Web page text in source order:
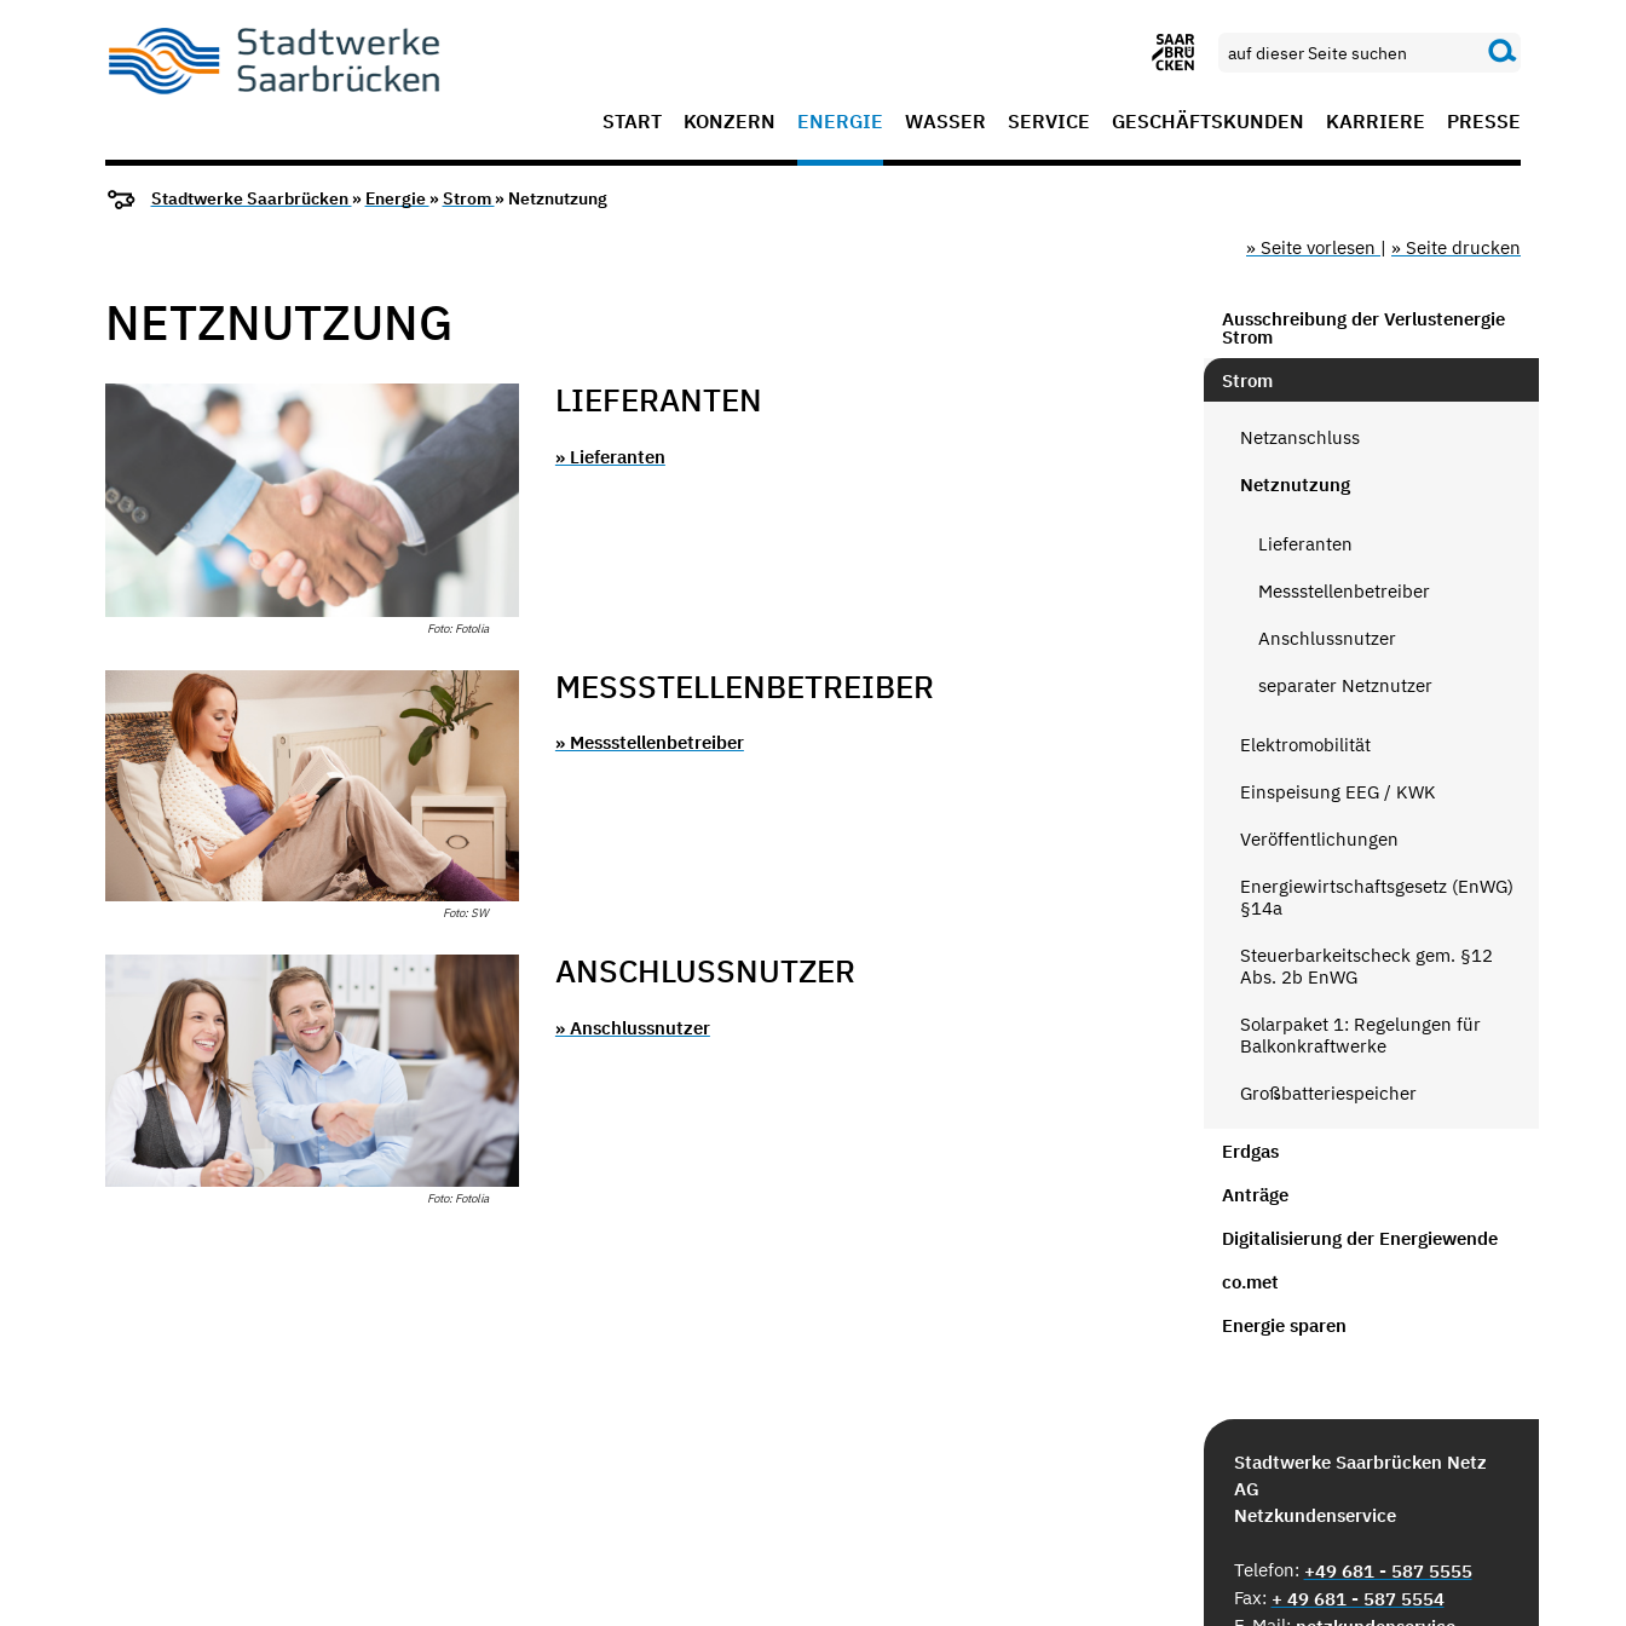
START KONZERN ENERGIE WASSER SERVICE GESCHÄFTSKUNDEN KARRIERE PRESSE
Stadtwerke Saarbrücken » Energie »Strom » Netznutzung
» Seite vorlesen | » Seite drucken
NETZNUTZUNG
Foto: Fotolia
LIEFERANTEN
» Lieferanten
Foto: SW
MESSSTELLENBETREIBER
» Messstellenbetreiber
Foto: Fotolia
ANSCHLUSSNUTZER
» Anschlussnutzer
Ausschreibung der Verlustenergie
Strom
Strom
Netzanschluss
Netznutzung
Lieferanten
Messstellenbetreiber
Anschlussnutzer
separater Netznutzer
Elektromobilität
Einspeisung EEG / KWK
Veröffentlichungen
Energiewirtschaftsgesetz (EnWG)
§14a
Steuerbarkeitscheck gem. §12
Abs. 2b EnWG
Solarpaket 1: Regelungen für
Balkonkraftwerke
Großbatteriespeicher
Erdgas
Anträge
Digitalisierung der Energiewende
co.met
Energie sparen
Stadtwerke Saarbrücken Netz
AG
Netzkundenservice
Telefon: +49 681 - 587 5555
Fax: + 49 681 - 587 5554